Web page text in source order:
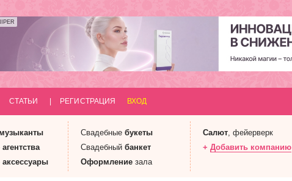
СТАТЬИ РЕГИСТРАЦИЯ ВХОД
музыканты
агентства
аксессуары
Свадебные букеты
Свадебный банкет
Оформление зала
Салют, фейерверк
+ Добавить компанию